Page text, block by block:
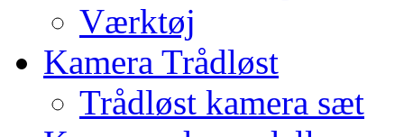
Værktøj
Kamera Trådløst
Trådløst kamera sæt